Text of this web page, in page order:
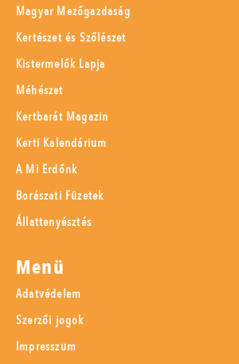
Magyar Mezőgazdaság
Kertészet és Szőlészet
Kistermelők Lapja
Méhészet
Kertbarát Magazin
Kerti Kalendárium
A Mi Erdőnk
Borászati Füzetek
Állattenyésztés
Menü
Adatvédelem
Szerzői jogok
Impresszum